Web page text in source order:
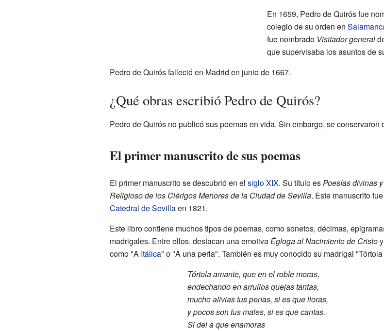
En 1659, Pedro de Quirós fue
colegio de su orden en
fue nombrado Visitador general
que supervisaba los asuntos de
Pedro de Quirós falleció en Madrid en junio de 1667.
¿Qué obras escribió Pedro de Quirós?
Pedro de Quirós no publicó sus poemas en vida. Sin embargo, se
El primer manuscrito de sus poemas
El primer manuscrito se descubrió en el siglo XIX. Su título esPoesías divinas
Religioso de los Clérigos Menores de la Ciudad de Sevilla. Este manuscrito
Catedral de Sevillaen 1821.
Este libro contiene muchos tipos de poemas, como sonetos, décimas,
madrigales. Entre ellos, destacan una emotivaÉgloga al Nacimiento de Cristoy
como "A Itálica" o "A una perla". También es muy conocido su madrigal
Tórtola amante, que en el roble moras,
endechando en arrullos quejas tantas,
mucho alivias tus penas, si es que lloras,
y pocos son tus males, si es que cantas.
Si del a que enamoras